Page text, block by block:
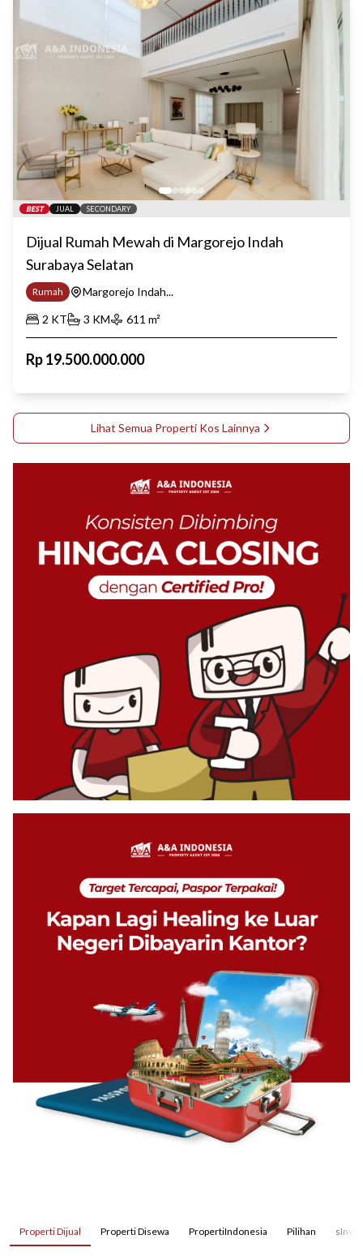
BEST JUAL SECONDARY
Dijual Rumah Mewah di Margorejo Indah
Surabaya Selatan
Rumah
Margorejo Indah...
2 KT 3 KM 611 m²
Rp19.500.000.000
Lihat Semua Properti Kos Lainnya
Properti Dijual Properti Disewa PropertiIndonesia Pilihan